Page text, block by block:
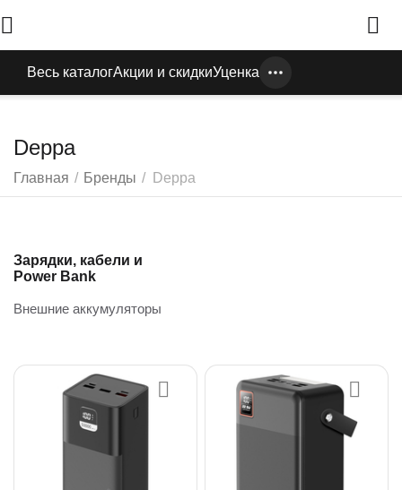
Весь каталогАкции и скидкиУценка
Deppa
Главная / Бренды / Deppa
Зарядки, кабели и
Power Bank
Внешние аккумуляторы